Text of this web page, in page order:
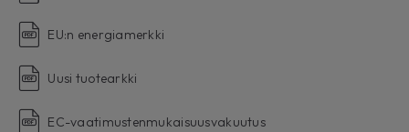
EU:n energiamerkki
Uusi tuotearkki
EC-vaatimustenmukaisuusvakuutus